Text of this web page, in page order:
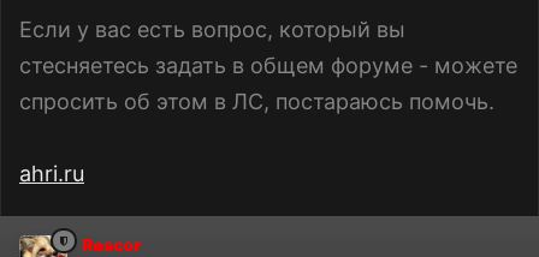
Если у вас есть вопрос, который вы
стесняетесь задать в общем форуме - можете
спросить об этом в ЛС, постараюсь помочь.
ahri.ru
Rescor